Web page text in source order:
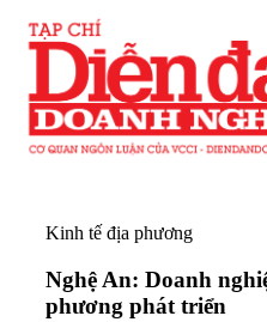
Kinh tế địa phương
Nghệ An: Doanh
phương phát triển